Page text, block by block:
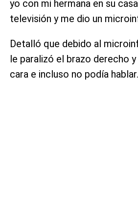
yo con mi hermana en su
televisión y me dio un
Detalló que debido al
le paralizó el brazo derecho
cara e incluso no podía hablar.